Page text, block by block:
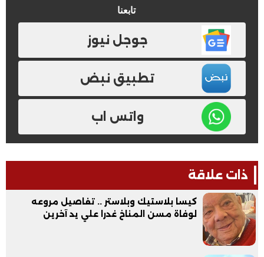
تابعنا
جوجل نيوز
تطبيق نبض
واتس اب
ذات علاقة
كيسا بلاستيك وبلاستر .. تفاصيل مروعه
لوفاة مسن المناخ غدرا علي يد آخرين